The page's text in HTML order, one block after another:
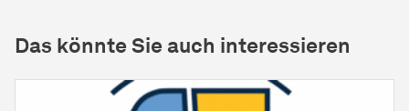
Das könnte Sie auch interessieren